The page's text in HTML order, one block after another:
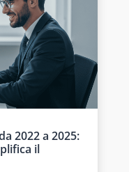
2022 a 2025:
il